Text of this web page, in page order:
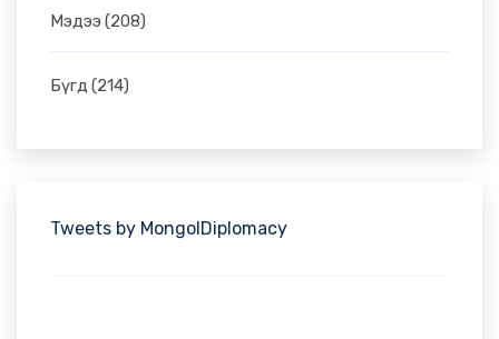
Мэдээ (208)
Бүгд (214)
Tweets by MongolDiplomacy